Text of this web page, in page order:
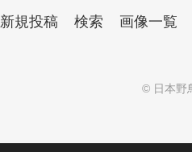
新規投稿 検索 画像一覧
© 日本野